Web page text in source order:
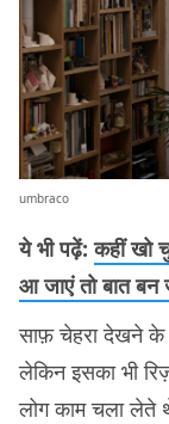
umbraco
ये भी पढ़ें:कहीं खो
आ जाएं तो बात बन
साफ़ चेहरा देखने के
लेकिन इसका भी
लोग काम चला लेते